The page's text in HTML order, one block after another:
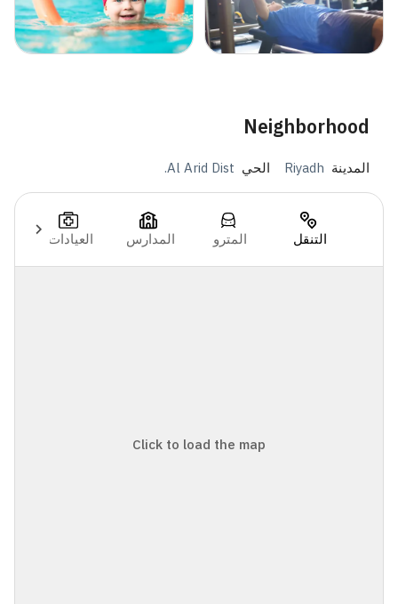
Neighborhood
المدينة Riyadh الحي Al Arid Dist.
التنقل المترو المدارس العيادات
Click to load the map